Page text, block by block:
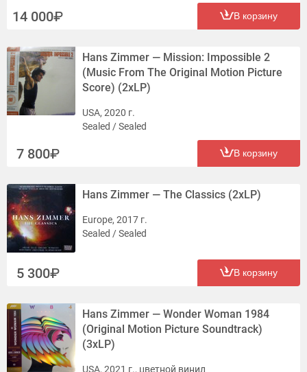
14 000 В корзину
Hans Zimmer — Mission: Impossible 2
(Music From The Original Motion Picture
Score) (2xLP)
USA, 2020 г.
Sealed / Sealed
7 800 В корзину
Hans Zimmer — The Classics (2xLP)
Europe, 2017 г.
Sealed / Sealed
5 300 В корзину
Hans Zimmer — Wonder Woman 1984
(Original Motion Picture Soundtrack)
(3xLP)
USA, 2021 г., цветной винил